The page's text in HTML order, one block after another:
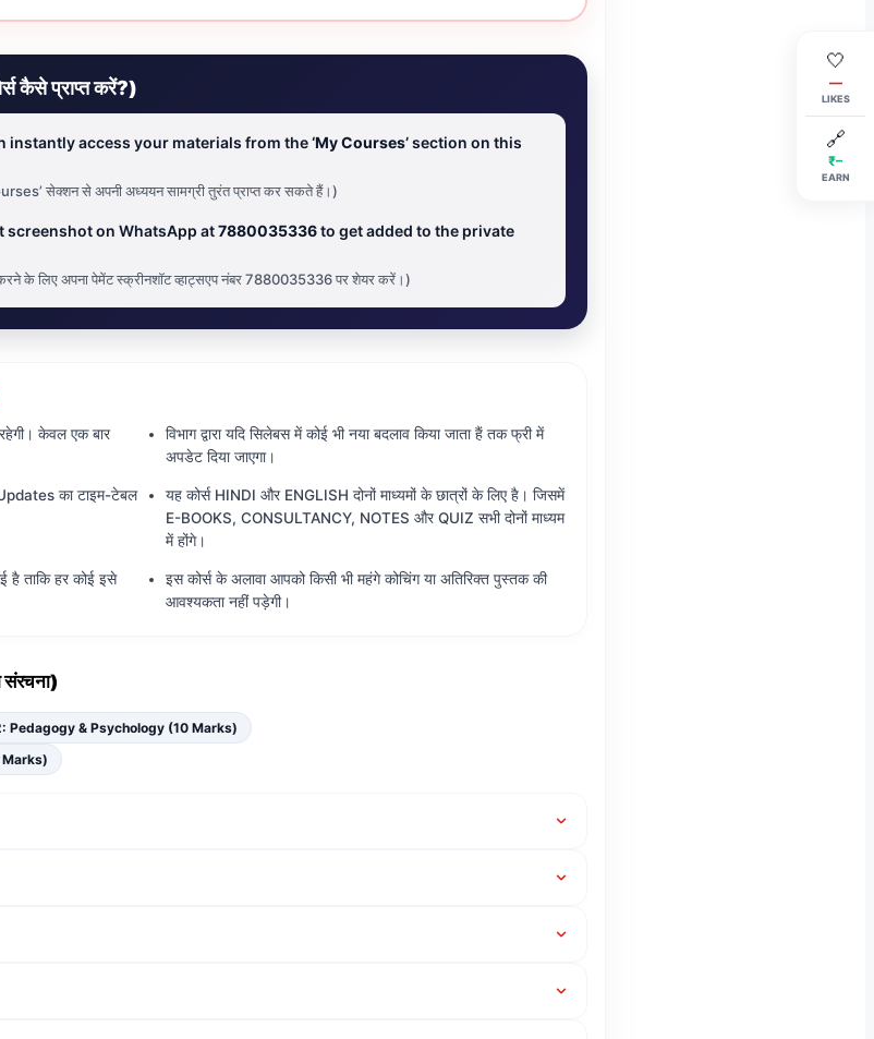
🤍
—
LIKES
🔗
₹–
EARN
कैसे प्राप्त करें?)
instantly access your materials from the‘My Courses’section on this
सेक्शन से अपनी अध्ययन सामग्री तुरंत प्राप्त कर सकते हैं।)
screenshot on WhatsApp at7880035336to get added to the private
के लिए अपना पेमेंट स्क्रीनशॉट व्हाट्सएप नंबर 7880035336 पर शेयर करें।)
रहेगी। केवल एक बार
विभाग द्वारा यदि सिलेबस में कोई भी नया बदलाव किया जाता हैं तक फ्री में
अपडेट दिया जाएगा।
का टाइम-टेबल
यह कोर्स HINDI और ENGLISH दोनों माध्यमों के छात्रों के लिए है। जिसमें
E-BOOKS, CONSULTANCY, NOTES और QUIZ सभी दोनों माध्यम
में होंगे।
है ताकि हर कोई इसे
इस कोर्स के अलावा आपको किसी भी महंगे कोचिंग या अतिरिक्त पुस्तक की
आवश्यकता नहीं पड़ेगी।
Pedagogy & Psychology (10 Marks)
Marks)